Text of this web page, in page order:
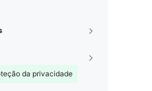
da privacidade